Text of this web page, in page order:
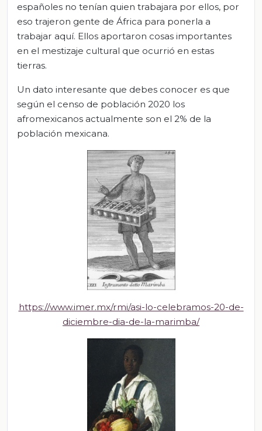
españoles no tenían quien trabajara por ellos, por
eso trajeron gente de África para ponerla a
trabajar aquí. Ellos aportaron cosas importantes
en el mestizaje cultural que ocurrió en estas
tierras.
Un dato interesante que debes conocer es que
según el censo de población 2020 los
afromexicanos actualmente son el 2% de la
población mexicana.
https://www.imer.mx/rmi/asi-lo-celebramos-20-de-
diciembre-dia-de-la-marimba/